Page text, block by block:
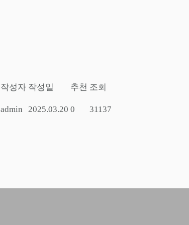
작성자 작성일 추천 조회
admin 2025.03.20 0 31137